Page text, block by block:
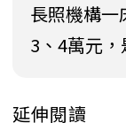
長照機構一
3、4萬元
延伸閱讀